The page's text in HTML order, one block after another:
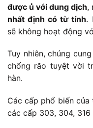
được ủ với dung dịch,
nhất định có từ tính.
sẽ không hoạt động
Tuy nhiên, chúng
chống rão tuyệt vời
hàn.
Các cấp phổ biến
các cấp 303, 304, 316